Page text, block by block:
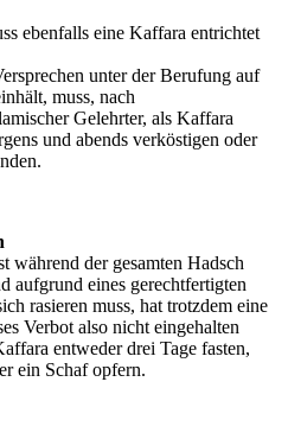
ebenfalls eine Kaffara entrichtet
unter der Berufung auf
muss, nach
Gelehrter, als Kaffara
und abends verköstigen oder
während der gesamten Hadsch
aufgrund eines gerechtfertigten
rasieren muss, hat trotzdem eine
Verbot also nicht eingehalten
entweder drei Tage fasten,
ein Schaf opfern.